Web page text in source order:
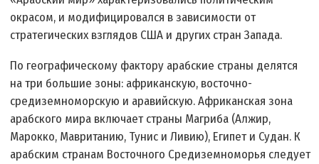
окрасом, и модифицировался в зависимости от
стратегических взглядов США и других стран Запада.
По географическому фактору арабские страны делятся
на три большие зоны: африканскую, восточно-
средиземноморскую и аравийскую. Африканская зона
арабского мира включает страны Магриба (Алжир,
Марокко, Мавританию, Тунис и Ливию), Египет и Судан. К
арабским странам Восточного Средиземноморья следует